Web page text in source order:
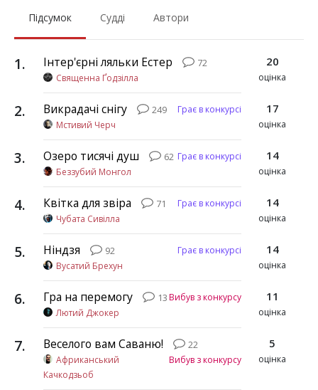
Підсумок Судді Автори
1. Інтер'єрні ляльки Естер
72
Священна Ґодзілла
20
оцінка
2. Викрадачі снігу 249
Грає в конкурсі
Мстивий Черч
17
оцінка
3. Озеро тисячі душ 62 Грає в конкурсі
Беззубий Монгол
14
оцінка
4. Квітка для звіра 71
Грає в конкурсі
Чубата Сивілла
14
оцінка
5. Ніндзя 92
Грає в конкурсі
Вусатий Брехун
14
оцінка
6. Гра на перемогу 13Вибув з конкурсу
Лютий Джокер
11
оцінка
7. Веселого вам Саваню!
22
Вибув з конкурсу
Африканський
Качкодзьоб
5
оцінка